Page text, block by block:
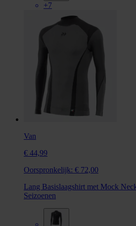
+7
Van
€ 44,99
Oorspronkelijk: € 72,00
Lang Basislaagshirt met Mock
Seizoenen